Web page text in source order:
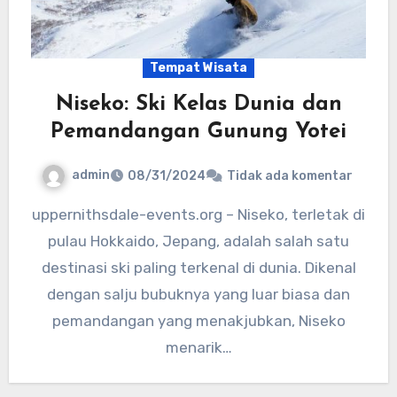
Tempat Wisata
Niseko: Ski Kelas Dunia dan
Pemandangan Gunung Yotei
admin 08/31/2024 Tidak ada komentar
uppernithsdale-events.org – Niseko, terletak di
pulau Hokkaido, Jepang, adalah salah satu
destinasi ski paling terkenal di dunia. Dikenal
dengan salju bubuknya yang luar biasa dan
pemandangan yang menakjubkan, Niseko
menarik…